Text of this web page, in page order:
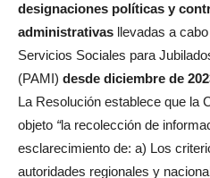
designaciones políticas y
administrativas llevadas a
Servicios Sociales para
(PAMI) desde diciembre de
La Resolución establece que la
objeto “la recolección de
esclarecimiento de: a) Los
autoridades regionales y